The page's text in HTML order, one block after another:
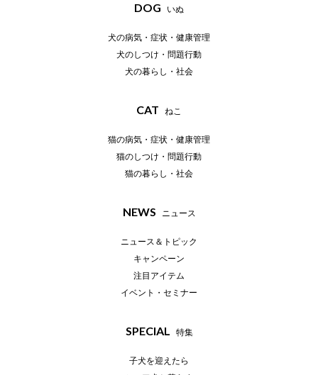
DOG いぬ
犬の病気・症状・健康管理
犬のしつけ・問題行動
犬の暮らし・社会
CAT ねこ
猫の病気・症状・健康管理
猫のしつけ・問題行動
猫の暮らし・社会
NEWS ニュース
ニュース＆トピック
キャンペーン
注目アイテム
イベント・セミナー
SPECIAL 特集
子犬を迎えたら